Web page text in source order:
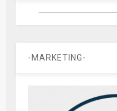
-MARKETING-